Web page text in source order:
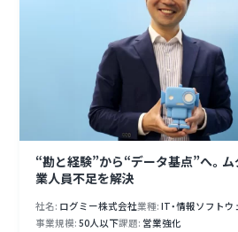
“勘と経験”から“データ基点”へ。
業人員不足を解決
社名 ログミー株式会社業種 IT・情報ソフトウ
事業規模 50人以下課題 営業強化